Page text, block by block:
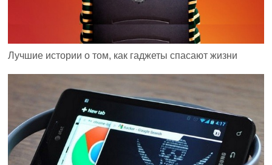
Лучшие истории о том, как гаджеты спасают жизни